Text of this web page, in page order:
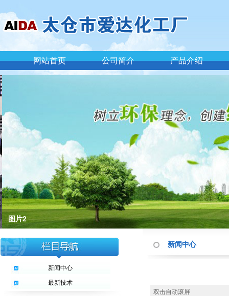
网站首页 公司简介 产品介绍
图片2
新闻中心
最新技术
新闻中心
双击自动滚屏